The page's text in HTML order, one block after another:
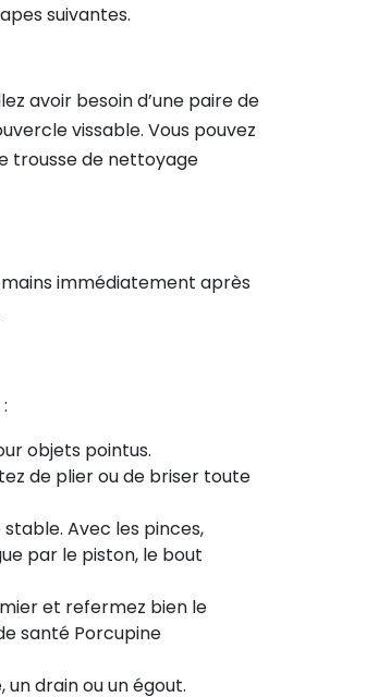
suivantes.
avoir besoin d’une paire de
vissable. Vous pouvez
trousse de nettoyage
immédiatement après
objets pointus.
de plier ou de briser toute
Avec les pinces,
par le piston, le bout
et refermez bien le
santé Porcupine
un drain ou un égout.